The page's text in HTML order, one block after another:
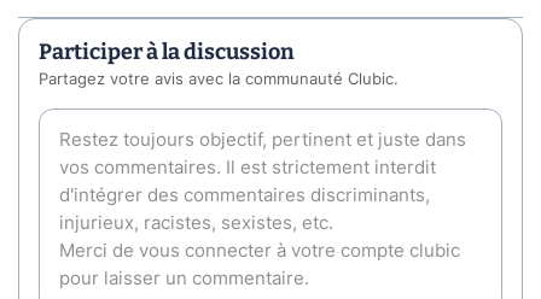
Participer à la discussion
Partagez votre avis avec la communauté Clubic.